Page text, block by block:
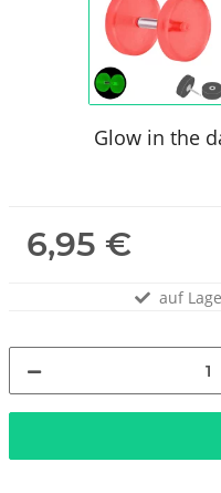
Glow in the
6,95 €
auf